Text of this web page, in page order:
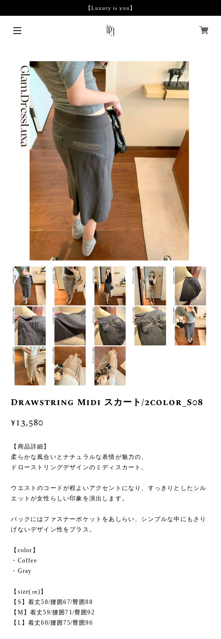
【Luxury is you】
Drawstring Midi スカート/2color_S08
¥13,580
【商品詳細】
柔らかな風合いとナチュラルな表情が魅力の、
ドローストリングデザインのミディスカート。
ウエストのコードが程よいアクセントになり、すっきりとしたシル
エットが女性らしい印象を演出します。
バックにはファスナーポケットをあしらい、シンプルな中にもさり
げないデザイン性をプラス。
【color】
・Coffee
・Gray
【size(㎝)】
【S】着丈58/腰囲67/臀囲88
【M】着丈59/腰囲71/臀囲92
【L】着丈60/腰囲75/臀囲96